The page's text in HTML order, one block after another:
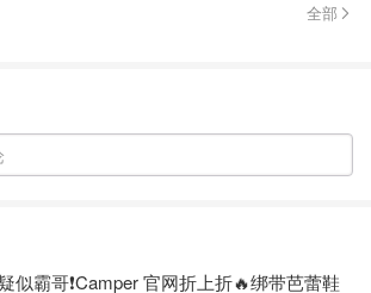
做法在最后）
有材料按顺序加入揉面机里，高速揉面15
全部
疑似霸哥❗️Camper 官网折上折🔥绑带芭蕾鞋